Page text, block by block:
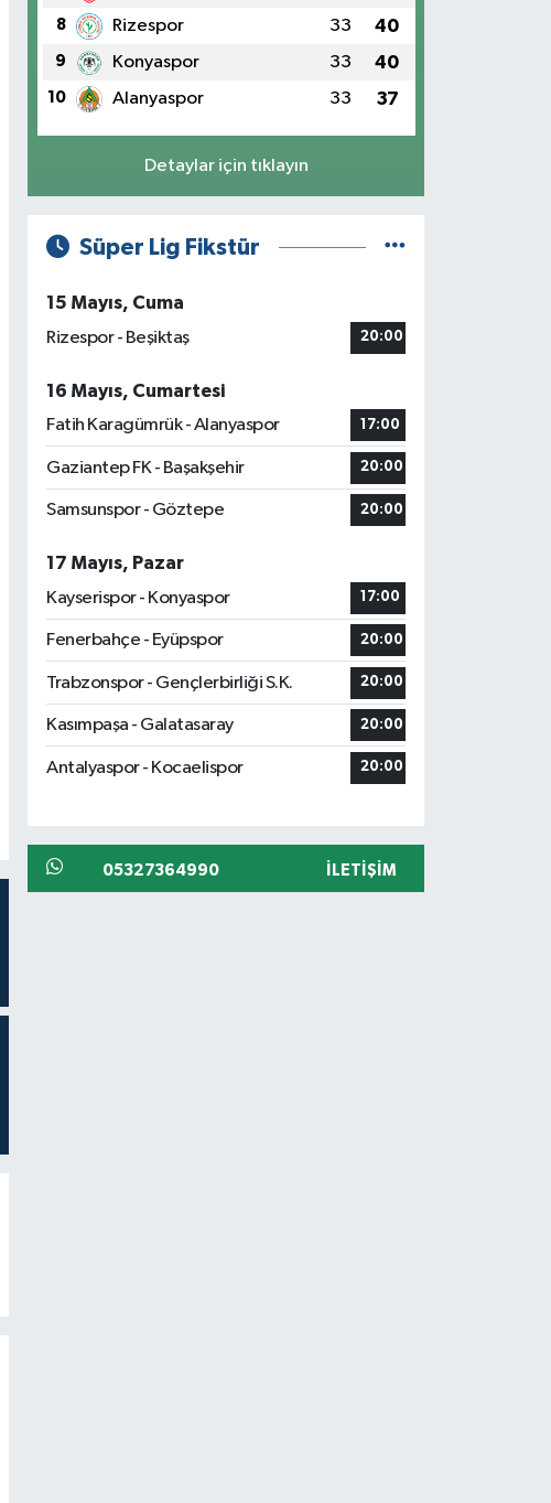
8 Rizespor 33 40
9 Konyaspor 33 40
10 Alanyaspor 33 37
Detaylar için tıklayın
Süper Lig Fikstür
15 Mayıs, Cuma
Rizespor - Beşiktaş
20:00
16 Mayıs, Cumartesi
Fatih Karagümrük - Alanyaspor
17:00
Gaziantep FK - Başakşehir 20:00
Samsunspor - Göztepe 20:00
17 Mayıs, Pazar
Kayserispor - Konyaspor
17:00
Fenerbahçe - Eyüpspor 20:00
Trabzonspor - Gençlerbirliği S.K. 20:00
Kasımpaşa - Galatasaray 20:00
Antalyaspor - Kocaelispor 20:00
05327364990 İLETIŞIM